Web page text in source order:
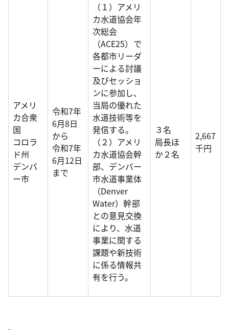
アメリ
カ合衆
国
コロラ
ド州
デンバ
ー市
令和7年
6月8日
から
令和7年
6月12日
まで
（１）アメリ
カ水道協会年
次総会
（ACE25）で
各都市リーダ
ーによる討議
及びセッショ
ンに参加し、
当局の優れた
水道技術等を
発信する。
（２）アメリ
カ水道協会幹
部、デンバー
市水道事業体
（Denver
Water）幹部
との意見交換
により、水道
事業に関する
課題や新技術
に係る情報共
有を行う。
３名
局長ほ
か２名
2,667
千円